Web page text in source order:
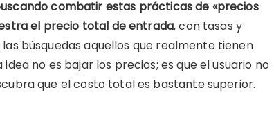
combatir estas prácticas de «precios
el precio total de entrada, con tasas y
búsquedas aquellos que realmente tienen
no es bajar los precios; es que el usuario no
que el costo total es bastante superior.